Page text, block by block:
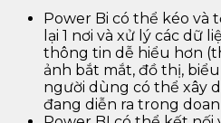
Power Bi có thể kéo và
lại 1 nơi và xử lý các dữ
thông tin dễ hiểu hơn
ảnh bắt mắt, đồ thị,
người dùng có thể xây
đang diễn ra trong